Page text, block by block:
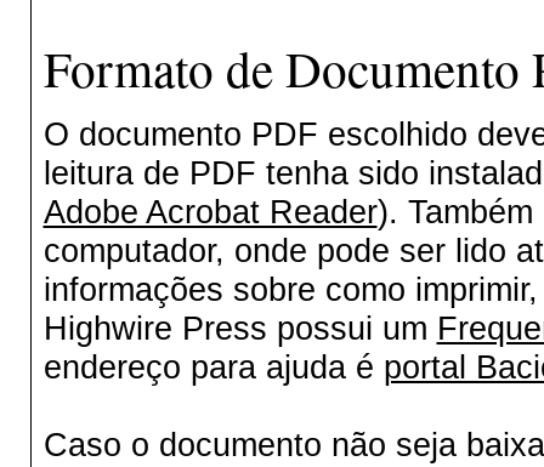
Formato de
O documento PDF escolhido
leitura de PDF tenha sido
Adobe Acrobat Reader).
computador, onde pode ser lido
informações sobre como
Highwire Press possui um
endereço para ajuda é portal
Caso o documento não seja